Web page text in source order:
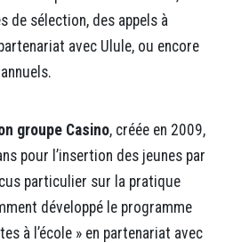
de sélection, des appels à
avec Ulule, ou encore
groupe Casino, créée en 2009,
pour l’insertion des jeunes par
particulier sur la pratique
développé le programme
à l’école » en partenariat avec